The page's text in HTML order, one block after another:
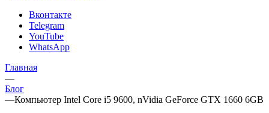
Вконтакте
Telegram
YouTube
WhatsApp
Главная
—
Блог
—Компьютер Intel Core i5 9600, nVidia GeForce GTX 1660 6GB